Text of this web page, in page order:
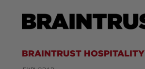
BRAINTRUST HOSPITALITY